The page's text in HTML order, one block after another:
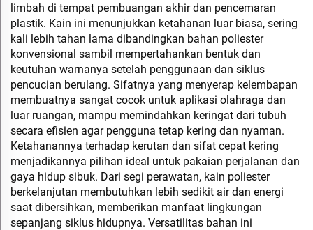
limbah di tempat pembuangan akhir dan pencemaran
plastik. Kain ini menunjukkan ketahanan luar biasa, sering
kali lebih tahan lama dibandingkan bahan poliester
konvensional sambil mempertahankan bentuk dan
keutuhan warnanya setelah penggunaan dan siklus
pencucian berulang. Sifatnya yang menyerap kelembapan
membuatnya sangat cocok untuk aplikasi olahraga dan
luar ruangan, mampu memindahkan keringat dari tubuh
secara efisien agar pengguna tetap kering dan nyaman.
Ketahanannya terhadap kerutan dan sifat cepat kering
menjadikannya pilihan ideal untuk pakaian perjalanan dan
gaya hidup sibuk. Dari segi perawatan, kain poliester
berkelanjutan membutuhkan lebih sedikit air dan energi
saat dibersihkan, memberikan manfaat lingkungan
sepanjang siklus hidupnya. Versatilitas bahan ini